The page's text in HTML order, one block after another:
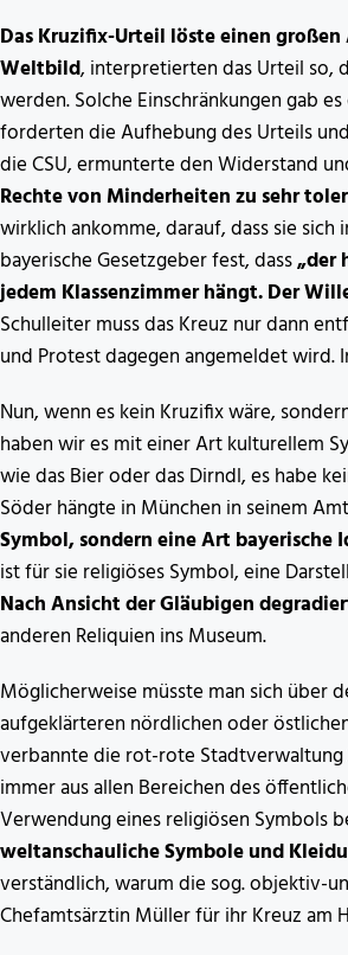
Das Kruzifix-Urteil löste einen
Weltbild, interpretierten das Urteil so,
werden. Solche Einschränkungen gab
forderten die Aufhebung des Urteils
die CSU, ermunterte den Widerstand
Rechte von Minderheiten zu sehr
wirklich ankomme, darauf, dass sie
bayerische Gesetzgeber fest, dass„der
jedem Klassenzimmer hängt. Der
Schulleiter muss das Kreuz nur dann
und Protest dagegen angemeldet
Nun, wenn es kein Kruzifix wäre,
haben wir es mit einer Art kulturellem
wie das Bier oder das Dirndl, es habe
Söder hängte in München in seinem
Symbol, sondern eine Art bayerische
ist für sie religiöses Symbol, eine
Nach Ansicht der Gläubigen
anderen Reliquien ins Museum.
Möglicherweise müsste man sich über
aufgeklärteren nördlichen oder
verbannte die rot-rote Stadtverwaltung
immer aus allen Bereichen des
Verwendung eines religiösen Symbols
weltanschauliche Symbole und
verständlich, warum die sog. objektiv-
Chefamtsärztin Müller für ihr Kreuz am